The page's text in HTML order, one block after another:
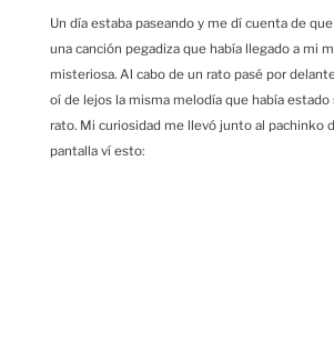
Un día estaba paseando y me dí cuenta de
una canción pegadiza que había llegado a mi
misteriosa. Al cabo de un rato pasé por
oí de lejos la misma melodía que había estado
rato. Mi curiosidad me llevó junto al pachinko
pantalla ví esto: